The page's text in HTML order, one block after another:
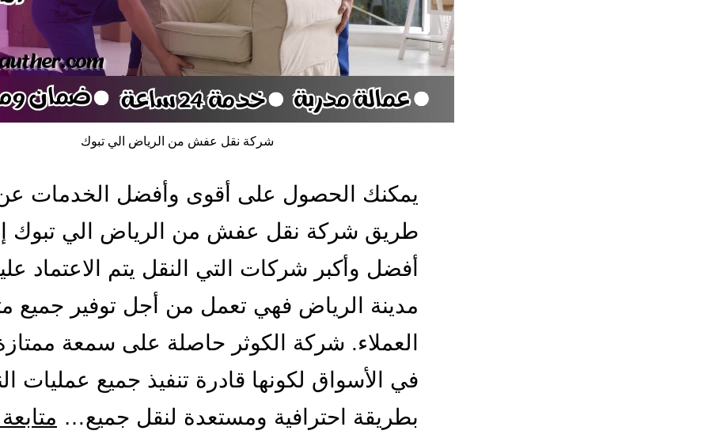
شركة نقل عفش من الرياض الي تبوك
يمكنك الحصول على أقوى وأفضل الخدمات
طريق شركة نقل عفش من الرياض الي تبوك
أفضل وأكبر شركات التي النقل يتم الاعتماد
مدينة الرياض فهي تعمل من أجل توفير جميع
العملاء. شركة الكوثر حاصلة على سمعة
في الأسواق لكونها قادرة تنفيذ جميع عمليات
بطريقة احترافية ومستعدة لنقل جميع…